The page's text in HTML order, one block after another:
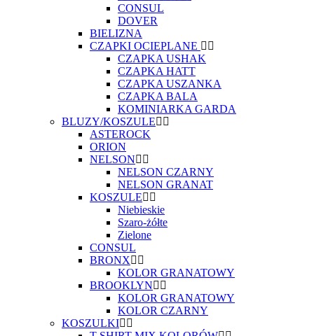
CONSUL
DOVER
BIELIZNA
CZAPKI OCIEPLANE
CZAPKA USHAK
CZAPKA HATT
CZAPKA USZANKA
CZAPKA BALA
KOMINIARKA GARDA
BLUZY/KOSZULE
ASTEROCK
ORION
NELSON
NELSON CZARNY
NELSON GRANAT
KOSZULE
Niebieskie
Szaro-żółte
Zielone
CONSUL
BRONX
KOLOR GRANATOWY
BROOKLYN
KOLOR GRANATOWY
KOLOR CZARNY
KOSZULKI